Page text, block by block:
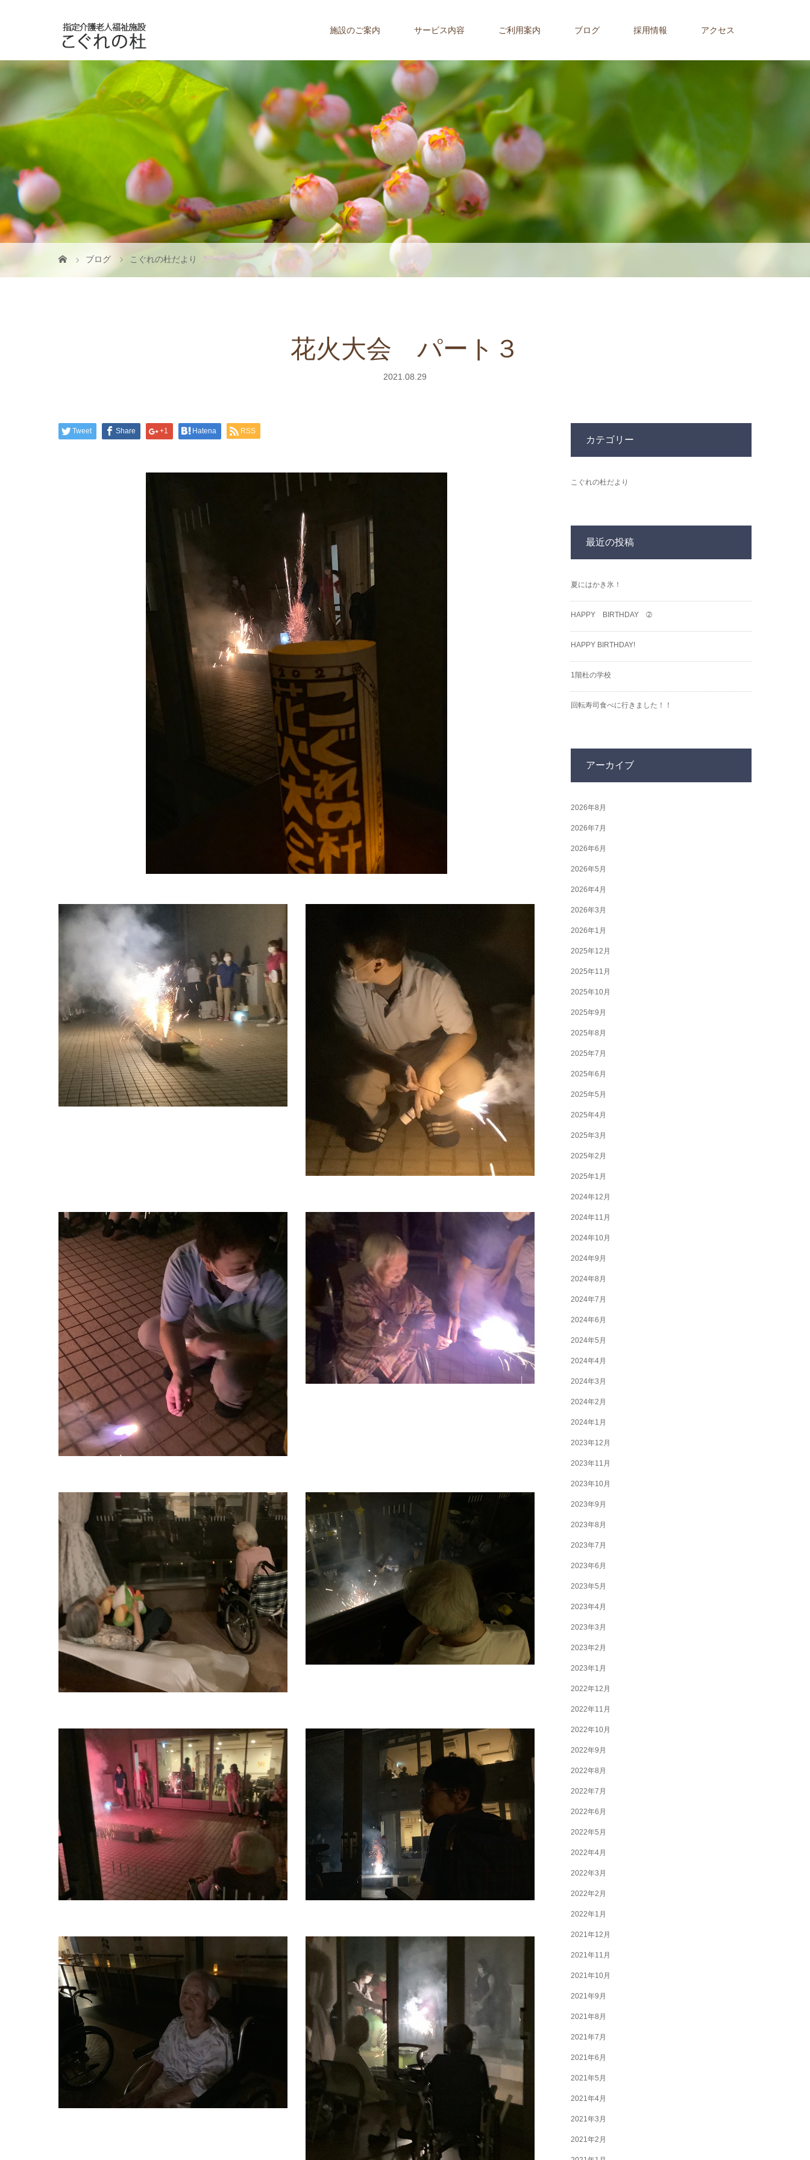
施設のご案内 サービス内容 ご利用案内 ブログ 採用情報 アクセス
ブログ こぐれの杜だより
花火大会 パート３
2021.08.29
Tweet Share +1 Hatena RSS
カテゴリー
こぐれの杜だより
最近の投稿
夏にはかき氷！
HAPPY BIRTHDAY ➁
HAPPY BIRTHDAY!
1階杜の学校
回転寿司食べに行きました！！
アーカイブ
2026年8月
2026年7月
2026年6月
2026年5月
2026年4月
2026年3月
2026年1月
2025年12月
2025年11月
2025年10月
2025年9月
2025年8月
2025年7月
2025年6月
2025年5月
2025年4月
2025年3月
2025年2月
2025年1月
2024年12月
2024年11月
2024年10月
2024年9月
2024年8月
2024年7月
2024年6月
2024年5月
2024年4月
2024年3月
2024年2月
2024年1月
2023年12月
2023年11月
2023年10月
2023年9月
2023年8月
2023年7月
2023年6月
2023年5月
2023年4月
2023年3月
2023年2月
2023年1月
2022年12月
2022年11月
2022年10月
2022年9月
2022年8月
2022年7月
2022年6月
2022年5月
2022年4月
2022年3月
2022年2月
2022年1月
2021年12月
2021年11月
2021年10月
2021年9月
2021年8月
2021年7月
2021年6月
2021年5月
2021年4月
2021年3月
2021年2月